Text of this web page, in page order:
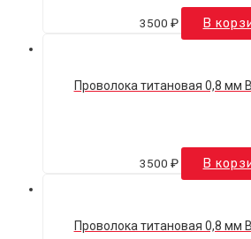
3500 ₽ В
Проволока титановая 0,8 мм
3500 ₽ В
Проволока титановая 0,8 мм